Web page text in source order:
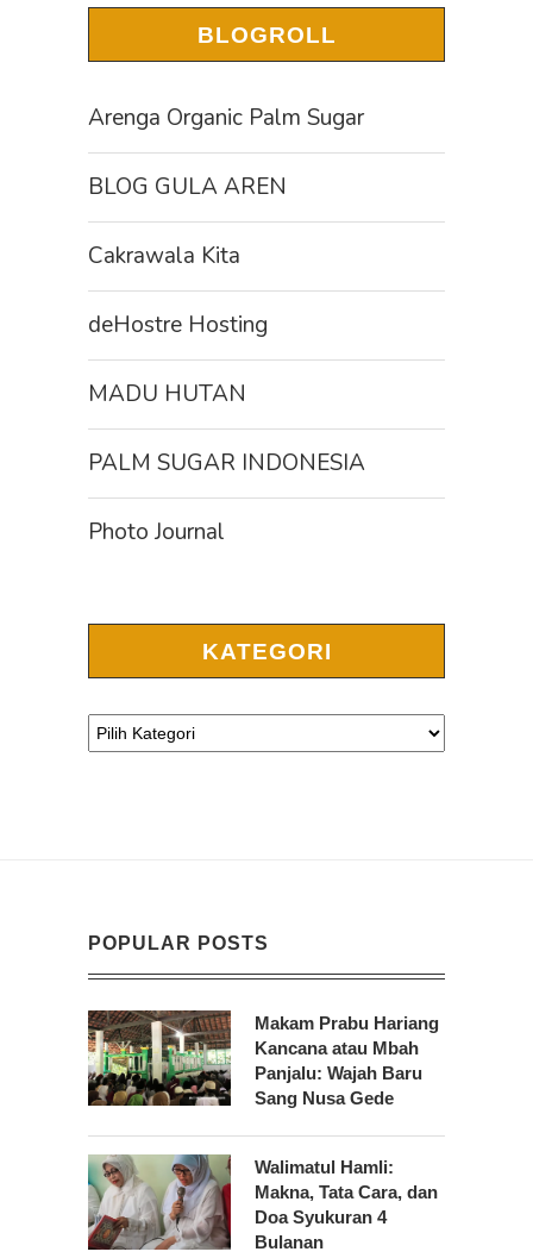
BLOGROLL
Arenga Organic Palm Sugar
BLOG GULA AREN
Cakrawala Kita
deHostre Hosting
MADU HUTAN
PALM SUGAR INDONESIA
Photo Journal
KATEGORI
POPULAR POSTS
Makam Prabu Hariang
Kancana atau Mbah
Panjalu: Wajah Baru
Sang Nusa Gede
Walimatul Hamli:
Makna, Tata Cara, dan
Doa Syukuran 4
Bulanan